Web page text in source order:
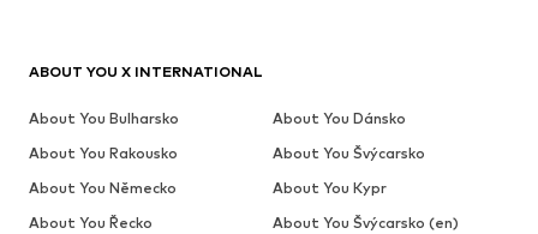
ABOUT YOU X INTERNATIONAL
About You Bulharsko
About You Dánsko
About You Rakousko
About You Švýcarsko
About You Německo
About You Kypr
About You Řecko
About You Švýcarsko (en)